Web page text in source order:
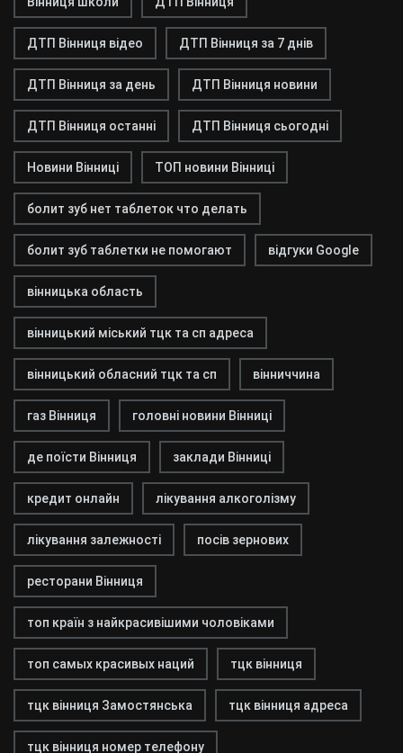
ДТП Вінниця відео ДТП Вінниця за 7 днів
ДТП Вінниця за день ДТП Вінниця новини
ДТП Вінниця останні ДТП Вінниця сьогодні
Новини Вінниці ТОП новини Вінниці
болит зуб нет таблеток что делать
болит зуб таблетки не помогают відгуки Google
вінницька область
вінницький міський тцк та сп адреса
вінницький обласний тцк та сп вінниччина
газ Вінниця головні новини Вінниці
де поїсти Вінниця заклади Вінниці
кредит онлайн лікування алкоголізму
лікування залежності посів зернових
ресторани Вінниця
топ країн з найкрасивішими чоловіками
топ самых красивых наций тцк вінниця
тцк вінниця Замостянська тцк вінниця адреса
тцк вінниця номер телефону